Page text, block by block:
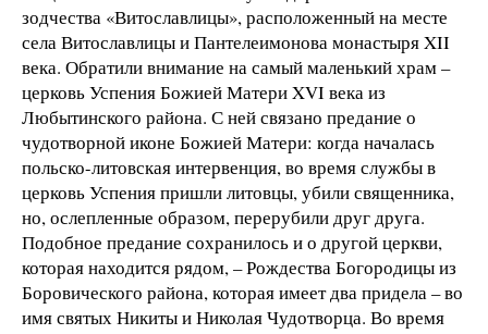
зодчества «Витославлицы», расположенный на месте
села Витославлицы и Пантелеимонова монастыря XII
века. Обратили внимание на самый маленький храм –
церковь Успения Божией Матери XVI века из
Любытинского района. С ней связано предание о
чудотворной иконе Божией Матери: когда началась
польско-литовская интервенция, во время службы в
церковь Успения пришли литовцы, убили священника,
но, ослепленные образом, перерубили друг друга.
Подобное предание сохранилось и о другой церкви,
которая находится рядом, – Рождества Богородицы из
Боровического района, которая имеет два придела – во
имя святых Никиты и Николая Чудотворца. Во время